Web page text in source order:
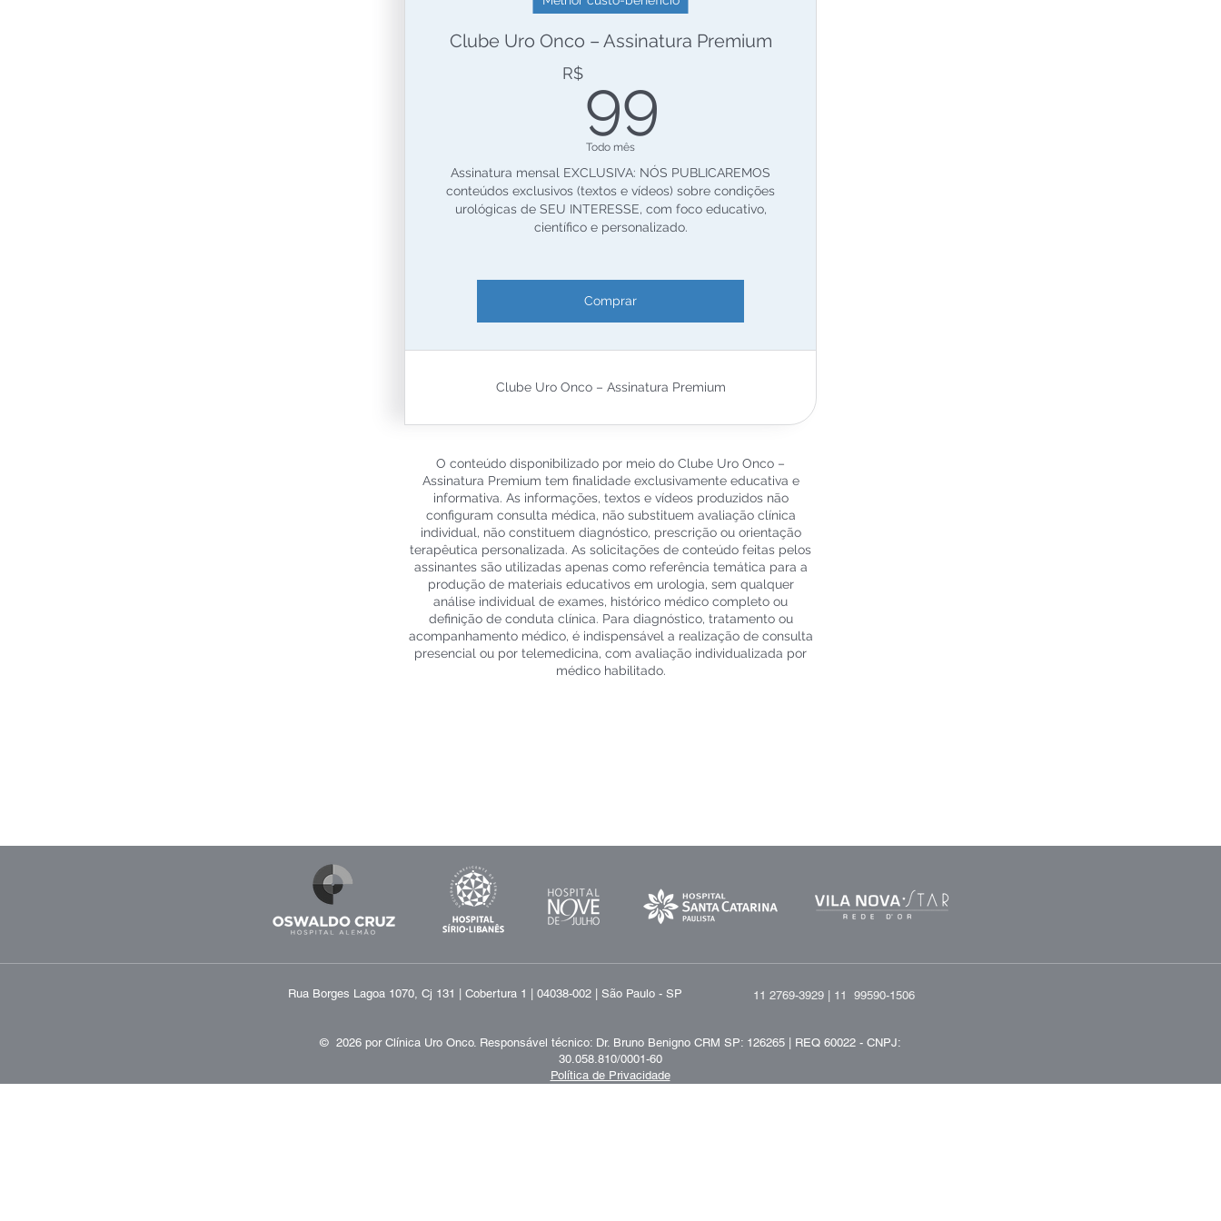
Clube Uro Onco – Assinatura Premium
R$ 99
Todo mês
Assinatura mensal EXCLUSIVA: NÓS PUBLICAREMOS
conteúdos exclusivos (textos e vídeos) sobre condições
urológicas de SEU INTERESSE, com foco educativo,
científico e personalizado.
Comprar
Clube Uro Onco – Assinatura Premium
O conteúdo disponibilizado por meio do Clube Uro Onco –
Assinatura Premium tem finalidade exclusivamente educativa e
informativa. As informações, textos e vídeos produzidos não
configuram consulta médica, não substituem avaliação clínica
individual, não constituem diagnóstico, prescrição ou orientação
terapêutica personalizada. As solicitações de conteúdo feitas pelos
assinantes são utilizadas apenas como referência temática para a
produção de materiais educativos em urologia, sem qualquer
análise individual de exames, histórico médico completo ou
definição de conduta clínica. Para diagnóstico, tratamento ou
acompanhamento médico, é indispensável a realização de consulta
presencial ou por telemedicina, com avaliação individualizada por
médico habilitado.
Rua Borges Lagoa 1070, Cj 131 | Cobertura 1 | 04038-002 | São Paulo - SP 11 2769-3929 | 11 99590-1506
© 2026 por Clínica Uro Onco.Responsável técnico: Dr. Bruno Benigno CRM SP: 126265 | REQ 60022 - CNPJ:
30.058.810/0001-60
Política de Privacidade